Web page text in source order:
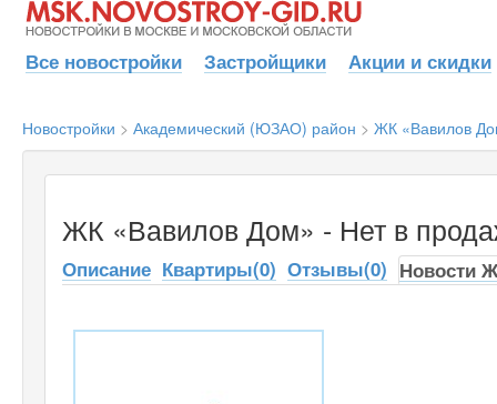
Все новостройки Застройщики Акции и скидки
Новостройки > Академический (ЮЗАО) район > ЖК «Вавилов
ЖК «Вавилов Дом» - Нет в
Описание Квартиры(0) Отзывы(0) Новости